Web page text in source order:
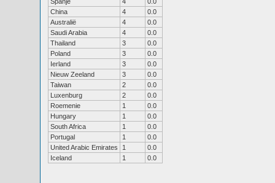
China
4
0.0
Australië
4
0.0
Saudi Arabia
4
0.0
Thailand
3
0.0
Poland
3
0.0
Ierland
3
0.0
Nieuw Zeeland
3
0.0
Taiwan
2
0.0
Luxenburg
2
0.0
Roemenie
1
0.0
Hungary
1
0.0
South Africa
1
0.0
Portugal
1
0.0
United Arabic Emirates
1
0.0
Iceland
1 0.0